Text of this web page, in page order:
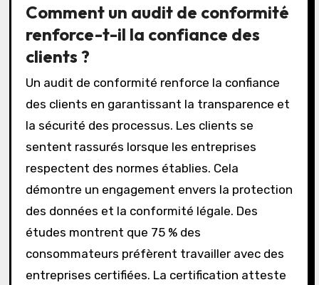
Comment un audit de conformité
renforce-t-il la confiance des
clients ?
Un audit de conformité renforce la confiance
des clients en garantissant la transparence et
la sécurité des processus. Les clients se
sentent rassurés lorsque les entreprises
respectent des normes établies. Cela
démontre un engagement envers la protection
des données et la conformité légale. Des
études montrent que 75 % des
consommateurs préfèrent travailler avec des
entreprises certifiées. La certification atteste